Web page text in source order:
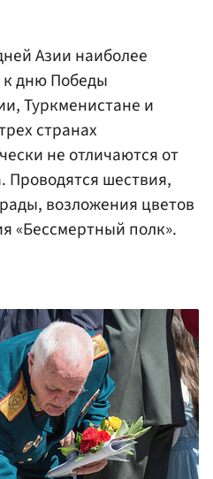
Азии наиболее
дню Победы
Туркменистане и
странах
не отличаются от
Проводятся шествия,
возложения цветов
«Бессмертный полк».